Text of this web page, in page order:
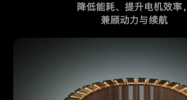
降低能耗、提升电机效率，
兼顾动力与续航